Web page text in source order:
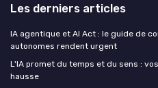
Les derniers articles
IA agentique et AI Act : le guide de
autonomes rendent urgent
L'IA promet du temps et du sens :
hausse